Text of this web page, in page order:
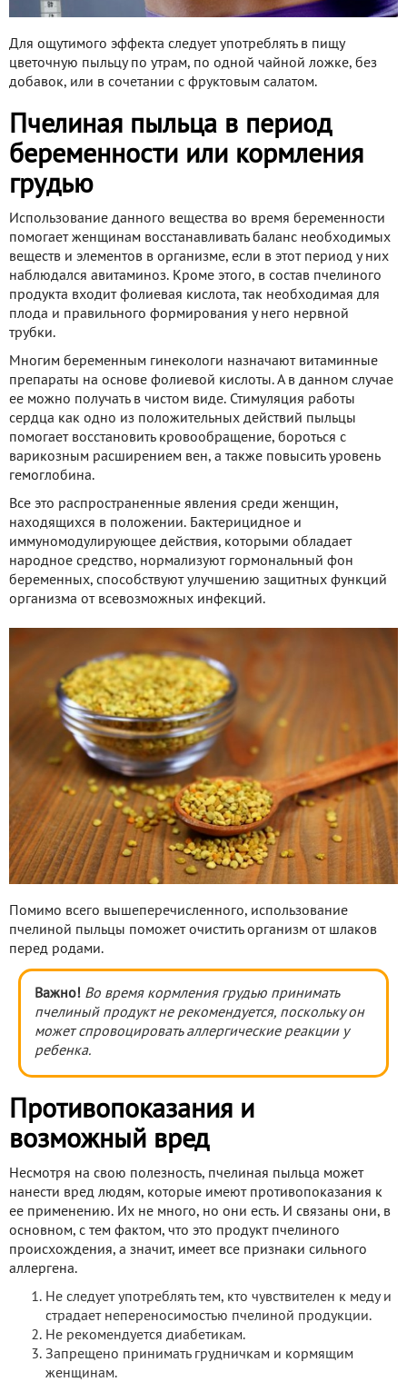
Для ощутимого эффекта следует употреблять в пищу
цветочную пыльцу по утрам, по одной чайной ложке, без
добавок, или в сочетании с фруктовым салатом.
Пчелиная пыльца в период
беременности или кормления
грудью
Использование данного вещества во время беременности
помогает женщинам восстанавливать баланс необходимых
веществ и элементов в организме, если в этот период у них
наблюдался авитаминоз. Кроме этого, в состав пчелиного
продукта входит фолиевая кислота, так необходимая для
плода и правильного формирования у него нервной
трубки.
Многим беременным гинекологи назначают витаминные
препараты на основе фолиевой кислоты. А в данном случае
ее можно получать в чистом виде. Стимуляция работы
сердца как одно из положительных действий пыльцы
помогает восстановить кровообращение, бороться с
варикозным расширением вен, а также повысить уровень
гемоглобина.
Все это распространенные явления среди женщин,
находящихся в положении. Бактерицидное и
иммуномодулирующее действия, которыми обладает
народное средство, нормализуют гормональный фон
беременных, способствуют улучшению защитных функций
организма от всевозможных инфекций.
Помимо всего вышеперечисленного, использование
пчелиной пыльцы поможет очистить организм от шлаков
перед родами.
Важно! Во время кормления грудью принимать
пчелиный продукт не рекомендуется, поскольку он
может спровоцировать аллергические реакции у
ребенка.
Противопоказания и
возможный вред
Несмотря на свою полезность, пчелиная пыльца может
нанести вред людям, которые имеют противопоказания к
ее применению. Их не много, но они есть. И связаны они, в
основном, с тем фактом, что это продукт пчелиного
происхождения, а значит, имеет все признаки сильного
аллергена.
Не следует употреблять тем, кто чувствителен к меду и
страдает непереносимостью пчелиной продукции.
Не рекомендуется диабетикам.
Запрещено принимать грудничкам и кормящим
женщинам.